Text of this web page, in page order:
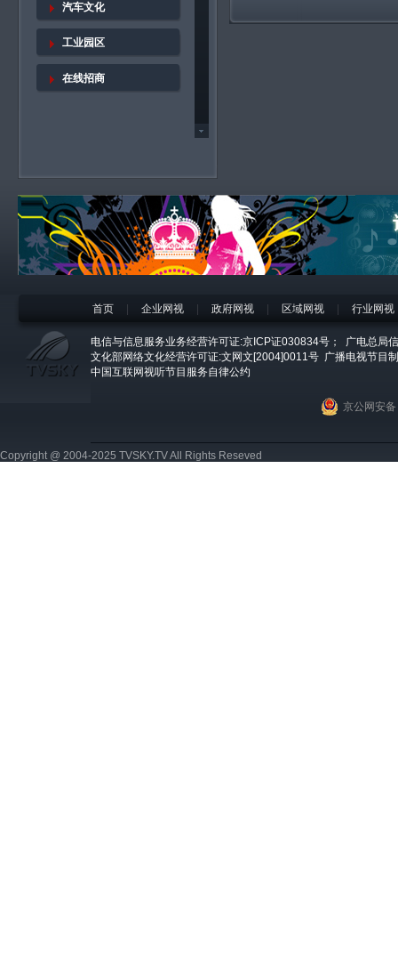
汽车文化
工业园区
在线招商
首页 企业网视 政府网视 区域网视 行业网视
电信与信息服务业务经营许可证:京ICP证030834号；
广电总局
文化部网络文化经营许可证:文网文[2004]0011号 广播电视节目
中国互联网视听节目服务自律公约
京公网安
Copyright @ 2004-2025 TVSKY.TV All Rights Reseved